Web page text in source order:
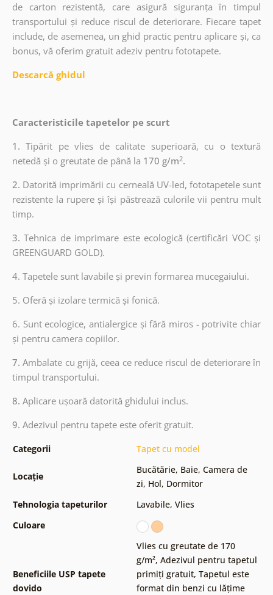
de carton rezistentă, care asigură siguranța în timpul
transportului și reduce riscul de deteriorare. Fiecare tapet
include, de asemenea, un ghid practic pentru aplicare și, ca
bonus, vă oferim gratuit adeziv pentru fototapete.
Descarcă ghidul
Caracteristicile tapetelor pe scurt
1.Tipărit pe vlies de calitate superioară, cu o textură
netedă și o greutate de până la 170 g/m2.
2. Datorită imprimării cu cerneală UV-led, fototapetele sunt
rezistente la rupere și își păstrează culorile vii pentru mult
timp.
3.Tehnica de imprimare este ecologică (certificări VOC și
GREENGUARD GOLD).
4. Tapetele sunt lavabile și previn formarea mucegaiului.
5. Oferă și izolare termică și fonică.
6. Sunt ecologice, antialergice și fără miros - potrivite chiar
și pentru camera copiilor.
7.Ambalate cu grijă, ceea ce reduce riscul de deteriorare în
timpul transportului.
8. Aplicare ușoară datorită ghidului inclus.
9. Adezivul pentru tapete este oferit gratuit.
Categorii Tapet cu model
Locație
Bucătărie, Baie, Camera de
zi, Hol, Dormitor
Tehnologia tapeturilor
Lavabile, Vlies
Culoare
Beneficiile USP tapete
dovido
Vlies cu greutate de 170
g/m², Adezivul pentru tapetul
primiți gratuit, Tapetul este
format din benzi cu lățime